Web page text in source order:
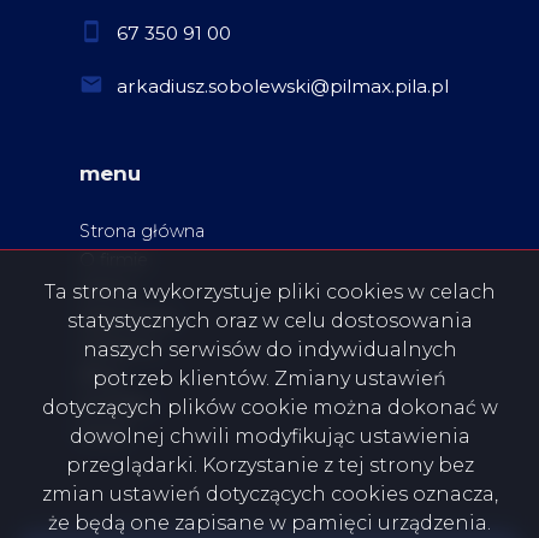
67 350 91 00
arkadiusz.sobolewski@pilmax.pila.pl
menu
Strona główna
Oferty
Zgłoszenia
Ulubione
Blog
Kontakt
Rodo
Ta strona wykorzystuje pliki cookies w celach
statystycznych oraz w celu dostosowania
naszych serwisów do indywidualnych
potrzeb klientów. Zmiany ustawień
dotyczących plików cookie można dokonać w
dowolnej chwili modyfikując ustawienia
przeglądarki. Korzystanie z tej strony bez
zmian ustawień dotyczących cookies oznacza,
że będą one zapisane w pamięci urządzenia.